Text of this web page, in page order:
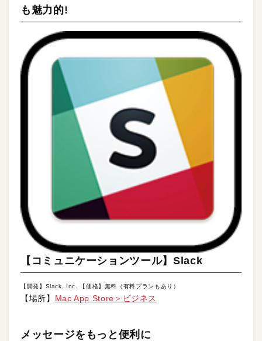
も魅力的!
【コミュニケーションツール】Slack
【開発】Slack, Inc. 【価格】無料（有料プランもあり）
【場所】 Mac App Store＞ビジネス
メッセージをもっと便利に